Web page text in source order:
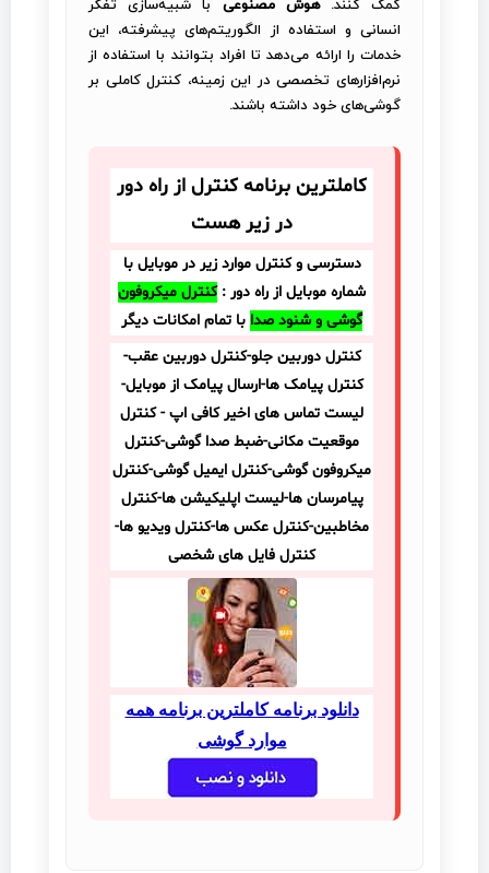
کمک کنند.هوش مصنوعی با شبیه‌سازی تفکر
انسانی و استفاده از الگوریتم‌های پیشرفته، این
خدمات را ارائه می‌دهد تا افراد بتوانند با استفاده از
نرم‌افزارهای تخصصی در این زمینه، کنترل کاملی بر
گوشی‌های خود داشته باشند.
کاملترین برنامه کنترل از راه دور
در زیر هست
دسترسی و کنترل موارد زیر در موبایل با
شماره موبایل از راه دور :کنترل میکروفون
گوشی و شنود صدا با تمام امکانات دیگر
کنترل دوربین جلو-کنترل دوربین عقب-
کنترل پیامک ها-ارسال پیامک از موبایل-
لیست تماس های اخیر کافی اپ - ​کنترل
موقعیت مکانی-ضبط صدا گوشی-کنترل
میکروفون گوشی-کنترل ایمیل گوشی-کنترل
پیامرسان ها-لیست اپلیکیشن ها-کنترل
مخاطبین-کنترل عکس ها-کنترل ویدیو ها-
کنترل فایل های شخصی
دانلود برنامه کاملترین برنامه همه
موارد گوشی